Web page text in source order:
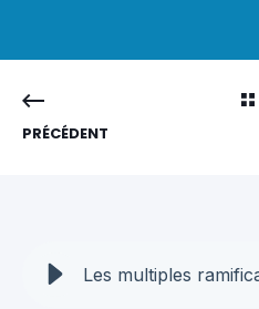
PRÉCÉDENT